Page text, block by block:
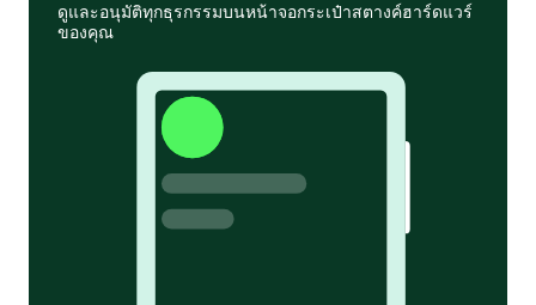
ดูและอนุมัติทุกธุรกรรมบนหน้าจอกระเป๋าสตางค์ฮาร์ดแวร์
ของคุณ